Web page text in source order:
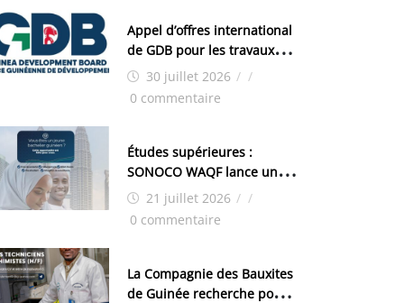
Appel d’offres international
de GDB pour les travaux
d’aménagement de la zone
industrielle de FANDJE
30 juillet 2026 / /
0 commentaire
Études supérieures :
SONOCO WAQF lance un
programme de bourses
pour la Malaisie
21 juillet 2026 / /
0 commentaire
La Compagnie des Bauxites
de Guinée recherche pour